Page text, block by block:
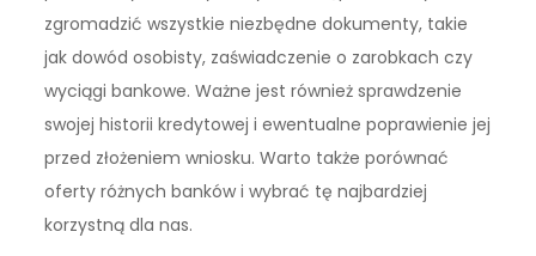
zgromadzić wszystkie niezbędne dokumenty, takie
jak dowód osobisty, zaświadczenie o zarobkach czy
wyciągi bankowe. Ważne jest również sprawdzenie
swojej historii kredytowej i ewentualne poprawienie jej
przed złożeniem wniosku. Warto także porównać
oferty różnych banków i wybrać tę najbardziej
korzystną dla nas.